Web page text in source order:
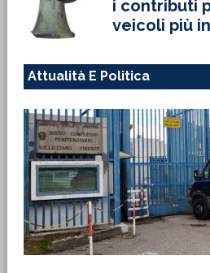
i contributi
veicoli più
Attualità E Politica